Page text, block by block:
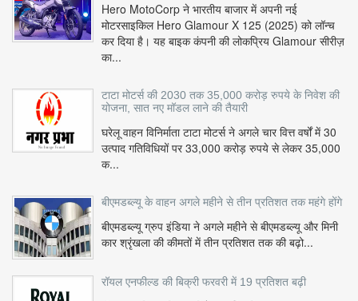
Hero MotoCorp ने भारतीय बाजार में अपनी नई
मोटरसाइकिल Hero Glamour X 125 (2025) को लॉन्च
कर दिया है। यह बाइक कंपनी की लोकप्रिय Glamour सीरीज़
का...
टाटा मोटर्स की 2030 तक 35,000 करोड़ रुपये के निवेश की
योजना, सात नए मॉडल लाने की तैयारी
घरेलू वाहन विनिर्माता टाटा मोटर्स ने अगले चार वित्त वर्षों में 30
उत्पाद गतिविधियों पर 33,000 करोड़ रुपये से लेकर 35,000
क...
बीएमडब्ल्यू के वाहन अगले महीने से तीन प्रतिशत तक महंगे होंगे
बीएमडब्ल्यू ग्रुप इंडिया ने अगले महीने से बीएमडब्ल्यू और मिनी
कार श्रृंखला की कीमतों में तीन प्रतिशत तक की बढ़ो...
रॉयल एनफील्ड की बिक्री फरवरी में 19 प्रतिशत बढ़ी